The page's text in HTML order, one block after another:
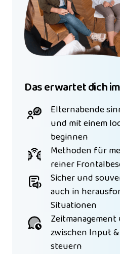
Das erwartet dich
Elternabende
und mit einem
beginnen
Methoden für
reiner
Sicher und
auch in
Situationen
Zeitmanagement
zwischen Input
steuern